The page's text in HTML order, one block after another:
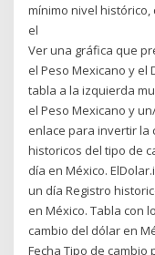
mínimo nivel
el
Ver una gráfica que
el Peso Mexicano y el
tabla a la izquierda
el Peso Mexicano y
enlace para invertir la
historicos del tipo de
día en México.
un día Registro
en México. Tabla con
cambio del dólar en
Fecha Tipo de cambio